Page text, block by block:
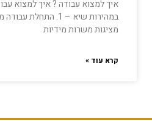
איך למצוא עבודה ? איך למצוא
במהירות שיא – 1.
מציגות משרות מידיות
קרא עוד »